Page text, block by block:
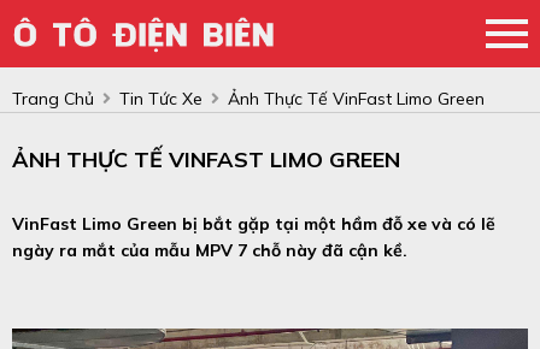
Trang Chủ Tin Tức Xe Ảnh Thực Tế VinFast Limo Green
ẢNH THỰC TẾ VINFAST LIMO GREEN
VinFast Limo Green bị bắt gặp tại một hầm đỗ xe và có lẽ
ngày ra mắt của mẫu MPV 7 chỗ này đã cận kề.